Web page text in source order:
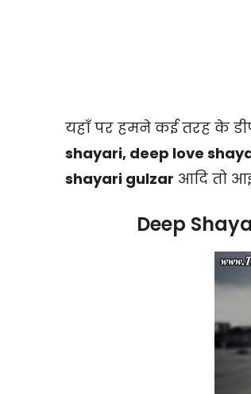
यहाँ पर हमने कई तरह के
shayari, deep love
shayari gulzar आदि तो
Deep